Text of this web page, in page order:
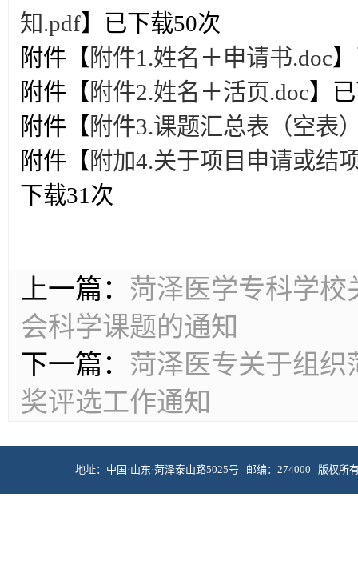
知.pdf】已下载50次
附件【 附件1.姓名＋申请书.doc
附件【 附件2.姓名＋活页.doc】
附件【 附件3.课题汇总表（空表
附件【 附加4.关于项目申请或结
下载31 次
上一篇： 菏泽医学专科学校
会科学课题的通知
下一篇： 菏泽医专关于组
奖评选工作通知
地址：中国·山东·菏泽泰山路5025号 邮编：274000 版权所